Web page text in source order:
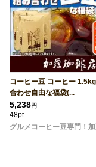
コーヒー豆 コーヒー
合わせ自由な福袋(...
5,238円
48pt
グルメコーヒー豆専門！